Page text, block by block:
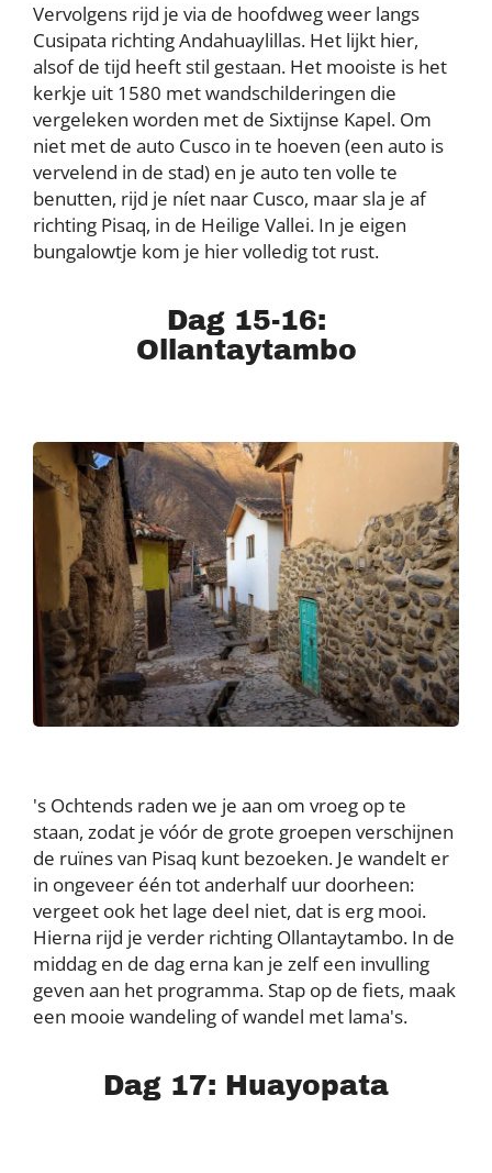
Vervolgens rijd je via de hoofdweg weer langs
Cusipata richting Andahuaylillas. Het lijkt hier,
alsof de tijd heeft stil gestaan. Het mooiste is het
kerkje uit 1580 met wandschilderingen die
vergeleken worden met de Sixtijnse Kapel. Om
niet met de auto Cusco in te hoeven (een auto is
vervelend in de stad) en je auto ten volle te
benutten, rijd je níet naar Cusco, maar sla je af
richting Pisaq, in de Heilige Vallei. In je eigen
bungalowtje kom je hier volledig tot rust.
Dag 15-16:
Ollantaytambo
's Ochtends raden we je aan om vroeg op te
staan, zodat je vóór de grote groepen verschijnen
de ruïnes van Pisaq kunt bezoeken. Je wandelt er
in ongeveer één tot anderhalf uur doorheen:
vergeet ook het lage deel niet, dat is erg mooi.
Hierna rijd je verder richting Ollantaytambo. In de
middag en de dag erna kan je zelf een invulling
geven aan het programma. Stap op de fiets, maak
een mooie wandeling of wandel met lama's.
Dag 17: Huayopata